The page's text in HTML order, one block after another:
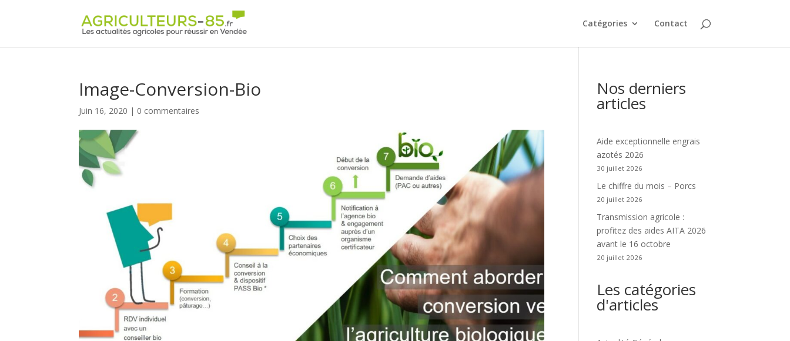
Catégories Contact
Image-Conversion-Bio
Juin 16, 2020 | 0 commentaires
Nos derniers
articles
Aide exceptionnelle engrais
azotés 2026
30 juillet 2026
Le chiffre du mois – Porcs
20 juillet 2026
Transmission agricole :
profitez des aides AITA 2026
avant le 16 octobre
20 juillet 2026
Les catégories
d'articles